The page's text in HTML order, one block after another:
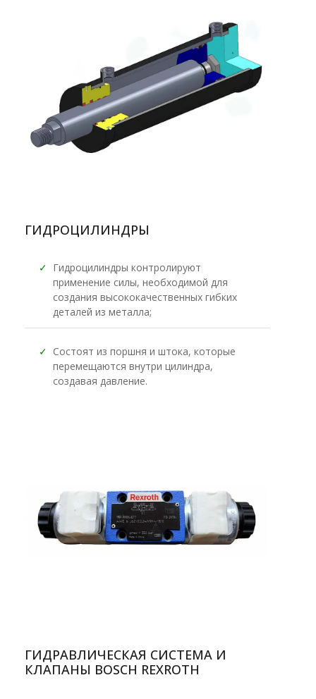
ГИДРОЦИЛИНДРЫ
✓ Гидроцилиндры контролируют
применение силы, необходимой для
создания высококачественных гибких
деталей из металла;
✓ Состоят из поршня и штока, которые
перемещаются внутри цилиндра,
создавая давление.
ГИДРАВЛИЧЕСКАЯ СИСТЕМА И
КЛАПАНЫ BOSCH REXROTH